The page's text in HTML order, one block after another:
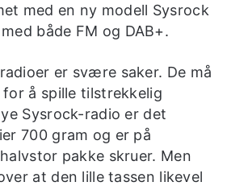
med en ny modell Sysrock
både FM og DAB+.
er svære saker. De må
å spille tilstrekkelig
Sysrock-radio er det
700 gram og er på
pakke skruer. Men
at den lille tassen likevel